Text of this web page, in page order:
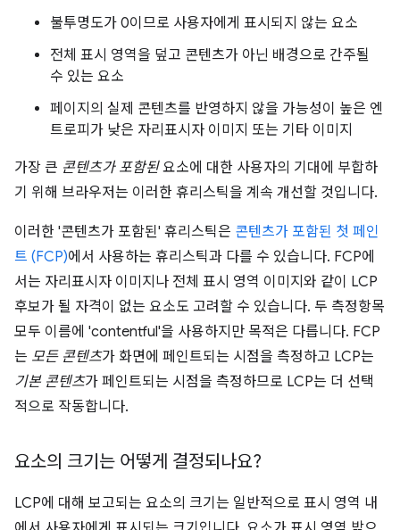
불투명도가 0이므로 사용자에게 표시되지 않는 요소
전체 표시 영역을 덮고 콘텐츠가 아닌 배경으로 간주될
수 있는 요소
페이지의 실제 콘텐츠를 반영하지 않을 가능성이 높은 엔
트로피가 낮은 자리표시자 이미지 또는 기타 이미지
가장 큰 콘텐츠가 포함된요소에 대한 사용자의 기대에 부합하
기 위해 브라우저는 이러한 휴리스틱을 계속 개선할 것입니다.
이러한 '콘텐츠가 포함된' 휴리스틱은 콘텐츠가 포함된 첫 페인
트 (FCP)에서 사용하는 휴리스틱과 다를 수 있습니다. FCP에
서는 자리표시자 이미지나 전체 표시 영역 이미지와 같이 LCP
후보가 될 자격이 없는 요소도 고려할 수 있습니다. 두 측정항목
모두 이름에 'contentful'을 사용하지만 목적은 다릅니다. FCP
는 모든 콘텐츠가 화면에 페인트되는 시점을 측정하고 LCP는
기본 콘텐츠가 페인트되는 시점을 측정하므로 LCP는 더 선택
적으로 작동합니다.
요소의 크기는 어떻게 결정되나요?
LCP에 대해 보고되는 요소의 크기는 일반적으로 표시 영역 내